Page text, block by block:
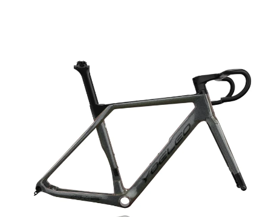
MB WEAR エムビーウェア